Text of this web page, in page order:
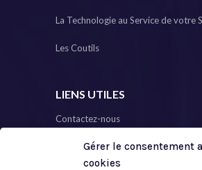
Gérer le consentement
cookies
La Technologie au Service de votre
Les Coutils
LIENS UTILES
Contactez-nous
Plan de Site